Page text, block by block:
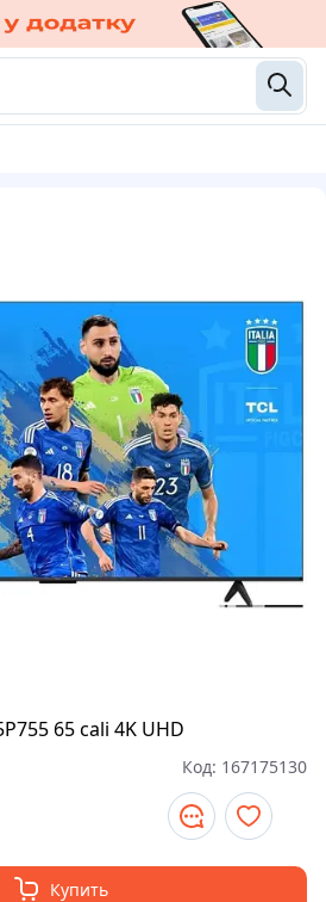
65 cali 4K UHD
Код: 167175130
Купить